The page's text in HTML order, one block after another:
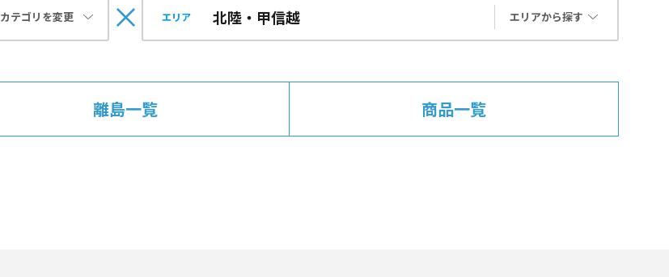
カテゴリを変更 エリア エリアから探す
離島一覧 商品一覧